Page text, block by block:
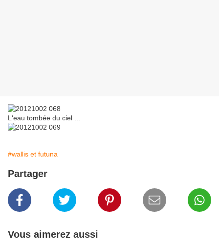
L'eau tombée du ciel ...
#wallis et futuna
Partager
Vous aimerez aussi